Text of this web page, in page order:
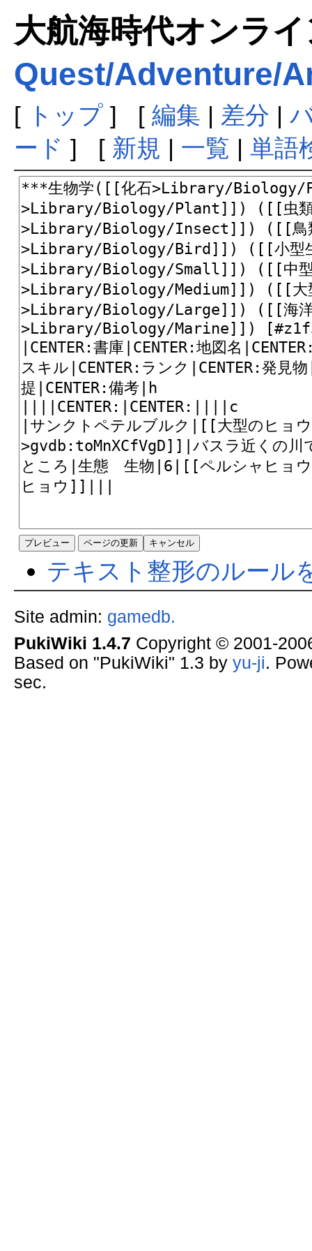
大航海時代オンラ
Quest/Adventure/
[ トップ] [ 編集 | 差分 |
ード ] [ 新規 | 一覧 | 単語
テキスト整形のルール
Site admin: gamedb.
PukiWiki 1.4.7 Copyright © 2001-
Based on "PukiWiki" 1.3 by yu-ji.
sec.